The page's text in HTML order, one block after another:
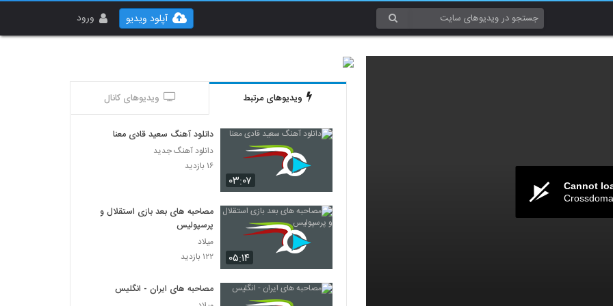
ورود آپلود ویدیو
Cannot
ویدیوهای مرتبط ویدیوهای کانال
۰۳:۰۷
دانلود آهنگ سعید قادی معنا
دانلود آهنگ جدید
۱۶ بازدید
۰۵:۱۴
مصاحبه های بعد بازی استقلال و
پرسپولیس
میلاد
۱۲۲ بازدید
مصاحبه های ایران - انگلیس